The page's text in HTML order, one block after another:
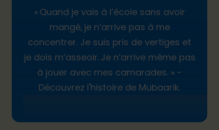
« Quand je vais à l’école sans avoir
mangé, je n’arrive pas à me
concentrer. Je suis pris de vertiges et
je dois m’asseoir. Je n’arrive même pas
à jouer avec mes camarades. » -
Découvrez l'histoire de Mubaarik.